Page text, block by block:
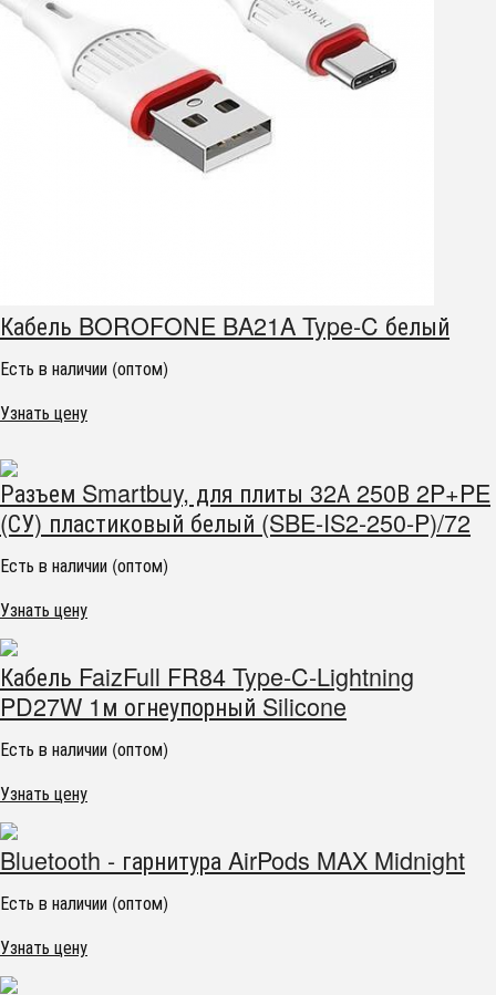
Кабель BOROFONE BA21A Type-C белый
Есть в наличии (оптом)
Узнать цену
Разъем Smartbuy, для плиты 32А 250В 2P+PE
(СУ) пластиковый белый (SBE-IS2-250-P)/72
Есть в наличии (оптом)
Узнать цену
Кабель FaizFull FR84 Type-C-Lightning
PD27W 1м огнеупорный Silicone
Есть в наличии (оптом)
Узнать цену
Bluetooth - гарнитура AirPods MAX Midnight
Есть в наличии (оптом)
Узнать цену